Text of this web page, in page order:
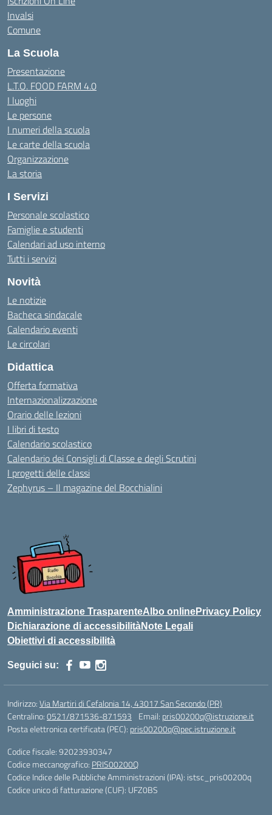
Invalsi
Comune
La Scuola
Presentazione
L.T.O. FOOD FARM 4.0
I luoghi
Le persone
I numeri della scuola
Le carte della scuola
Organizzazione
La storia
I Servizi
Personale scolastico
Famiglie e studenti
Calendari ad uso interno
Tutti i servizi
Novità
Le notizie
Bacheca sindacale
Calendario eventi
Le circolari
Didattica
Offerta formativa
Internazionalizzazione
Orario delle lezioni
I libri di testo
Calendario scolastico
Calendario dei Consigli di Classe e degli Scrutini
I progetti delle classi
Zephyrus – Il magazine del Bocchialini
Amministrazione TrasparenteAlbo onlinePrivacy Policy
Dichiarazione di accessibilitàNote Legali
Obiettivi di accessibilità
Seguici su:
Indirizzo:Via Martiri di Cefalonia 14, 43017 San Secondo (PR)
Centralino:0521/871536-871593 Email: pris00200q@istruzione.it
Posta elettronica certificata (PEC): pris00200q@pec.istruzione.it
Codice fiscale: 92023930347
Codice meccanografico: PRIS00200Q
Codice Indice delle Pubbliche Amministrazioni (IPA): istsc_pris00200q
Codice unico di fatturazione (CUF): UFZ0BS